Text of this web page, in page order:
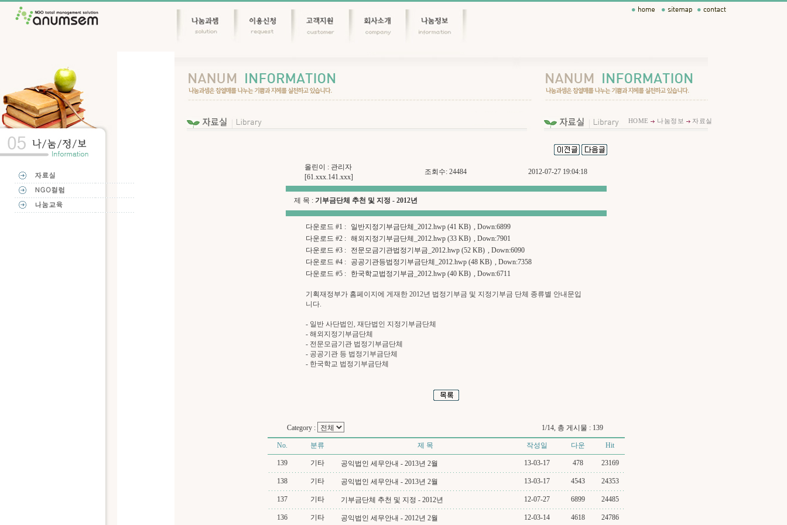
HOME 나눔정보 자료실
올린이 : 관리자
[61.xxx.141.xxx]
조회수: 24484 2012-07-27 19:04:18
제 목 : 기부금단체 추천 및 지정 - 2012년
다운로드 #1 : 일반지정기부금단체_2012.hwp (41 KB) , Down:6899
다운로드 #2 : 해외지정기부금단체_2012.hwp (33 KB) , Down:7901
다운로드 #3 :
전문모금기관법정기부금_2012.hwp (52 KB) , Down:6090
다운로드 #4 :
공공기관등법정기부금단체_2012.hwp (48 KB) , Down:7358
다운로드 #5 :
한국학교법정기부금_2012.hwp (40 KB) , Down:6711
기획재정부가 홈페이지에 게재한 2012년 법정기부금 및 지정기부금 단체 종류별 안내문입
니다.
- 일반 사단법인, 재단법인 지정기부금단체
- 해외지정기부금단체
- 전문모금기관 법정기부금단체
- 공공기관 등 법정기부금단체
- 한국학교 법정기부금단체
Category : 1/14, 총 게시물 : 139
No. 분류 제 목 작성일 다운 Hit
139 기타 공익법인 세무안내 - 2013년 2월 13-03-17 478 23169
138 기타 공익법인 세무안내 - 2013년 2월 13-03-17 4543 24353
137 기타 기부금단체 추천 및 지정 - 2012년 12-07-27 6899 24485
136 기타 공익법인 세무안내 - 2012년 2월 12-03-14 4618 24786